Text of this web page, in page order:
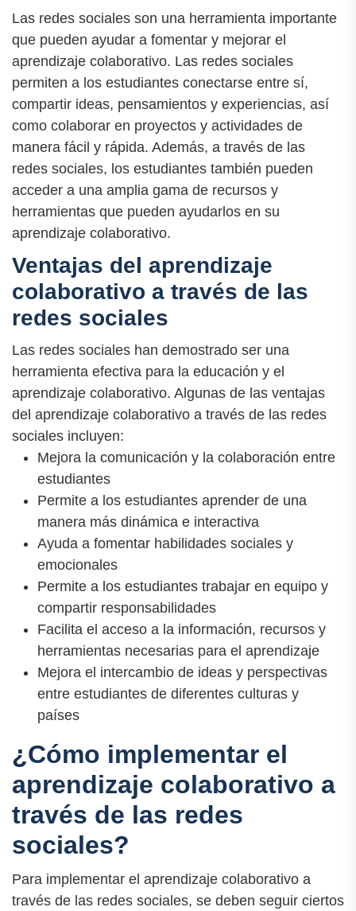
Las redes sociales son una herramienta importante
que pueden ayudar a fomentar y mejorar el
aprendizaje colaborativo. Las redes sociales
permiten a los estudiantes conectarse entre sí,
compartir ideas, pensamientos y experiencias, así
como colaborar en proyectos y actividades de
manera fácil y rápida. Además, a través de las
redes sociales, los estudiantes también pueden
acceder a una amplia gama de recursos y
herramientas que pueden ayudarlos en su
aprendizaje colaborativo.
Ventajas del aprendizaje
colaborativo a través de las
redes sociales
Las redes sociales han demostrado ser una
herramienta efectiva para la educación y el
aprendizaje colaborativo. Algunas de las ventajas
del aprendizaje colaborativo a través de las redes
sociales incluyen:
Mejora la comunicación y la colaboración entre
estudiantes
Permite a los estudiantes aprender de una
manera más dinámica e interactiva
Ayuda a fomentar habilidades sociales y
emocionales
Permite a los estudiantes trabajar en equipo y
compartir responsabilidades
Facilita el acceso a la información, recursos y
herramientas necesarias para el aprendizaje
Mejora el intercambio de ideas y perspectivas
entre estudiantes de diferentes culturas y
países
¿Cómo implementar el
aprendizaje colaborativo a
través de las redes
sociales?
Para implementar el aprendizaje colaborativo a
través de las redes sociales, se deben seguir ciertos